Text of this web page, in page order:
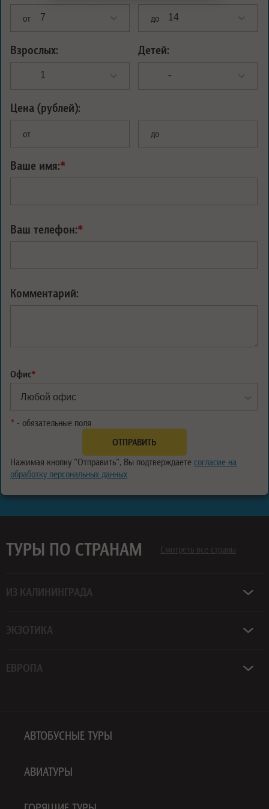
от до
Взрослых: Детей:
Цена (рублей):
от до
Ваше имя:*
Ваш телефон:*
Комментарий:
Офис*
* - обязательные поля
Нажимая кнопку "Отправить", Вы подтверждаете согласие на
обработку персональных данных
ТУРЫ ПО СТРАНАМ Смотреть все страны
ИЗ КАЛИНИНГРАДА
ЭКЗОТИКА
ЕВРОПА
АВТОБУСНЫЕ ТУРЫ
АВИАТУРЫ